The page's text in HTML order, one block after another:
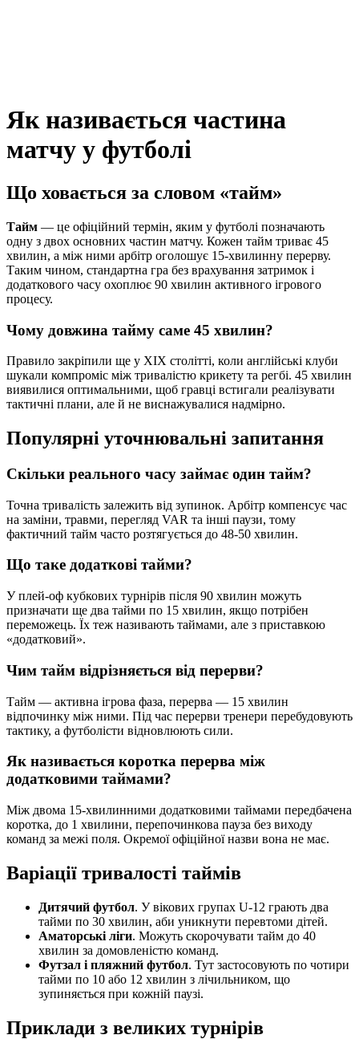
Як називається частина
матчу у футболі
Що ховається за словом «тайм»
Тайм — це офіційний термін, яким у футболі позначають
одну з двох основних частин матчу. Кожен тайм триває 45
хвилин, а між ними арбітр оголошує 15-хвилинну перерву.
Таким чином, стандартна гра без врахування затримок і
додаткового часу охоплює 90 хвилин активного ігрового
процесу.
Чому довжина тайму саме 45 хвилин?
Правило закріпили ще у XIX столітті, коли англійські клуби
шукали компроміс між тривалістю крикету та регбі. 45 хвилин
виявилися оптимальними, щоб гравці встигали реалізувати
тактичні плани, але й не виснажувалися надмірно.
Популярні уточнювальні запитання
Скільки реального часу займає один тайм?
Точна тривалість залежить від зупинок. Арбітр компенсує час
на заміни, травми, перегляд VAR та інші паузи, тому
фактичний тайм часто розтягується до 48-50 хвилин.
Що таке додаткові тайми?
У плей-оф кубкових турнірів після 90 хвилин можуть
призначати ще два тайми по 15 хвилин, якщо потрібен
переможець. Їх теж називають таймами, але з приставкою
«додатковий».
Чим тайм відрізняється від перерви?
Тайм — активна ігрова фаза, перерва — 15 хвилин
відпочинку між ними. Під час перерви тренери перебудовують
тактику, а футболісти відновлюють сили.
Як називається коротка перерва між
додатковими таймами?
Між двома 15-хвилинними додатковими таймами передбачена
коротка, до 1 хвилини, перепочинкова пауза без виходу
команд за межі поля. Окремої офіційної назви вона не має.
Варіації тривалості таймів
Дитячий футбол. У вікових групах U-12 грають два
тайми по 30 хвилин, аби уникнути перевтоми дітей.
Аматорські ліги. Можуть скорочувати тайм до 40
хвилин за домовленістю команд.
Футзал і пляжний футбол. Тут застосовують по чотири
тайми по 10 або 12 хвилин з лічильником, що
зупиняється при кожній паузі.
Приклади з великих турнірів